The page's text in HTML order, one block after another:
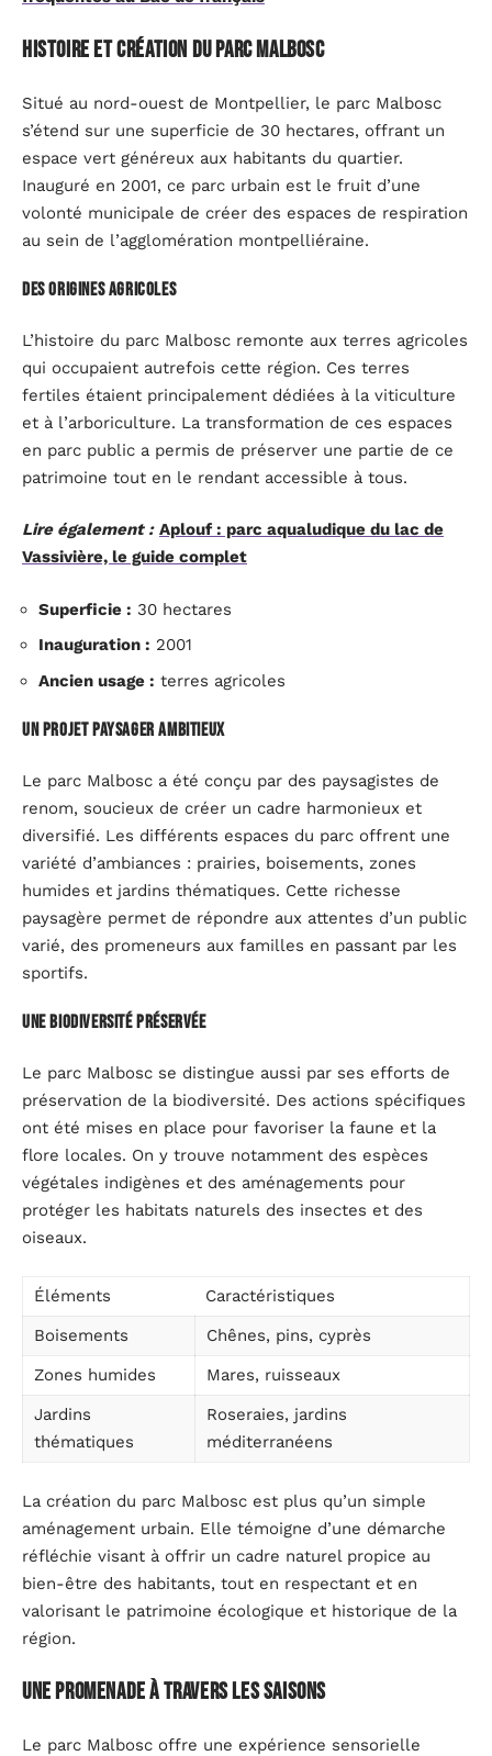
Histoire et création du parc Malbosc
Situé au nord-ouest de Montpellier, le parc Malbosc
s’étend sur une superficie de 30 hectares, offrant un
espace vert généreux aux habitants du quartier.
Inauguré en 2001, ce parc urbain est le fruit d’une
volonté municipale de créer des espaces de respiration
au sein de l’agglomération montpelliéraine.
Des origines agricoles
L’histoire du parc Malbosc remonte aux terres agricoles
qui occupaient autrefois cette région. Ces terres
fertiles étaient principalement dédiées à la viticulture
et à l’arboriculture. La transformation de ces espaces
en parc public a permis de préserver une partie de ce
patrimoine tout en le rendant accessible à tous.
Lire également : Aplouf : parc aqualudique du lac de
Vassivière, le guide complet
Superficie : 30 hectares
Inauguration : 2001
Ancien usage : terres agricoles
Un projet paysager ambitieux
Le parc Malbosc a été conçu par des paysagistes de
renom, soucieux de créer un cadre harmonieux et
diversifié. Les différents espaces du parc offrent une
variété d’ambiances : prairies, boisements, zones
humides et jardins thématiques. Cette richesse
paysagère permet de répondre aux attentes d’un public
varié, des promeneurs aux familles en passant par les
sportifs.
Une biodiversité préservée
Le parc Malbosc se distingue aussi par ses efforts de
préservation de la biodiversité. Des actions spécifiques
ont été mises en place pour favoriser la faune et la
flore locales. On y trouve notamment des espèces
végétales indigènes et des aménagements pour
protéger les habitats naturels des insectes et des
oiseaux.
Éléments
Caractéristiques
Boisements
Chênes, pins, cyprès
Zones humides
Mares, ruisseaux
Jardins
thématiques
Roseraies, jardins
méditerranéens
La création du parc Malbosc est plus qu’un simple
aménagement urbain. Elle témoigne d’une démarche
réfléchie visant à offrir un cadre naturel propice au
bien-être des habitants, tout en respectant et en
valorisant le patrimoine écologique et historique de la
région.
Une promenade à travers les saisons
Le parc Malbosc offre une expérience sensorielle